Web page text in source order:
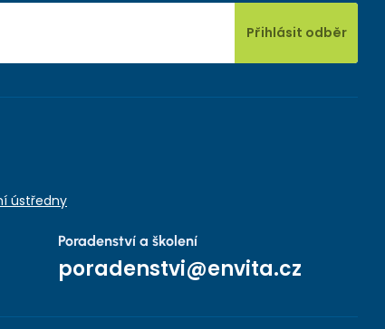
Přihlásit odběr
ústředny
Poradenství a školení
poradenstvi@envita.cz